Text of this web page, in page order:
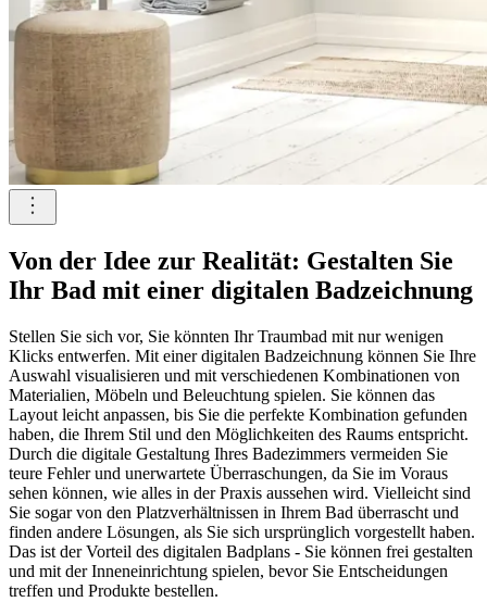
Von der Idee zur Realität: Gestalten Sie
Ihr Bad mit einer digitalen Badzeichnung
Stellen Sie sich vor, Sie könnten Ihr Traumbad mit nur wenigen
Klicks entwerfen. Mit einer digitalen Badzeichnung können Sie Ihre
Auswahl visualisieren und mit verschiedenen Kombinationen von
Materialien, Möbeln und Beleuchtung spielen. Sie können das
Layout leicht anpassen, bis Sie die perfekte Kombination gefunden
haben, die Ihrem Stil und den Möglichkeiten des Raums entspricht.
Durch die digitale Gestaltung Ihres Badezimmers vermeiden Sie
teure Fehler und unerwartete Überraschungen, da Sie im Voraus
sehen können, wie alles in der Praxis aussehen wird. Vielleicht sind
Sie sogar von den Platzverhältnissen in Ihrem Bad überrascht und
finden andere Lösungen, als Sie sich ursprünglich vorgestellt haben.
Das ist der Vorteil des digitalen Badplans - Sie können frei gestalten
und mit der Inneneinrichtung spielen, bevor Sie Entscheidungen
treffen und Produkte bestellen.